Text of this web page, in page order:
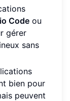
Code ou
gérer
sans
bien pour
peuvent